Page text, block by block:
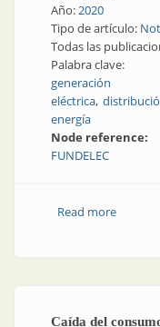
Año:2020
Tipo de artículo:
Todas las
Palabra clave:
generación
eléctrica
energía
Node reference:
FUNDELEC
Read moreabout
Caída del